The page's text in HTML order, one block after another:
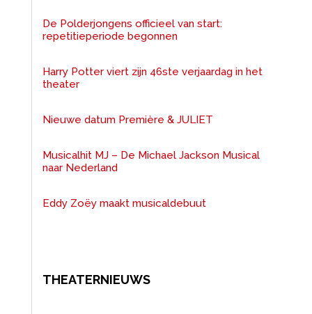
De Polderjongens officieel van start:
repetitieperiode begonnen
Harry Potter viert zijn 46ste verjaardag in het
theater
Nieuwe datum Première & JULIET
Musicalhit MJ – De Michael Jackson Musical
naar Nederland
Eddy Zoëy maakt musicaldebuut
THEATERNIEUWS